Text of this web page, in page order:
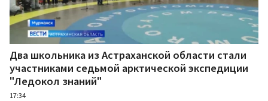
Два школьника из Астраханской области стали
участниками седьмой арктической экспедиции
"Ледокол знаний"
17:34